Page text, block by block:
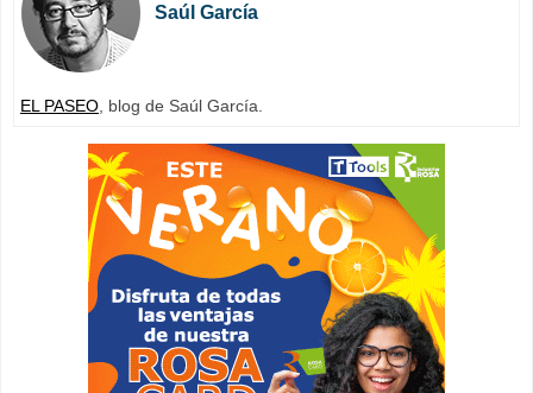
Saúl García
EL PASEO , blog de Saúl García.